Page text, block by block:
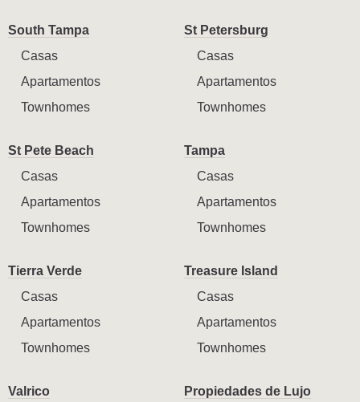
South Tampa
Casas
Apartamentos
Townhomes
St Petersburg
Casas
Apartamentos
Townhomes
St Pete Beach
Casas
Apartamentos
Townhomes
Tampa
Casas
Apartamentos
Townhomes
Tierra Verde
Casas
Apartamentos
Townhomes
Treasure Island
Casas
Apartamentos
Townhomes
Valrico
Propiedades de Lujo